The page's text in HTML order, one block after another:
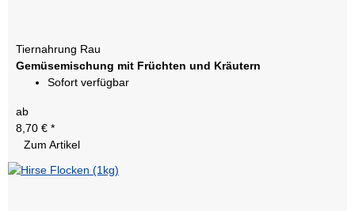
Tiernahrung Rau
Gemüsemischung mit Früchten und Kräutern
Sofort verfügbar
ab
8,70 € *
Zum Artikel